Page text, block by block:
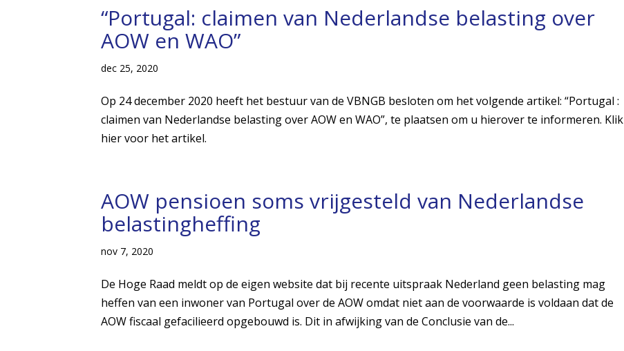
“Portugal: claimen van Nederlandse belasting over
AOW en WAO”
dec 25, 2020
Op 24 december 2020 heeft het bestuur van de VBNGB besloten om het volgende artikel: “Portugal :
claimen van Nederlandse belasting over AOW en WAO”, te plaatsen om u hierover te informeren. Klik
hier voor het artikel.
AOW pensioen soms vrijgesteld van Nederlandse
belastingheffing
nov 7, 2020
De Hoge Raad meldt op de eigen website dat bij recente uitspraak Nederland geen belasting mag
heffen van een inwoner van Portugal over de AOW omdat niet aan de voorwaarde is voldaan dat de
AOW fiscaal gefacilieerd opgebouwd is. Dit in afwijking van de Conclusie van de...